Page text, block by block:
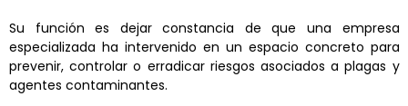
Su función es dejar constancia de que una empresa
especializada ha intervenido en un espacio concreto para
prevenir, controlar o erradicar riesgos asociados a plagas y
agentes contaminantes.